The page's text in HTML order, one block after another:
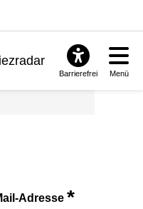
Barrierefrei Menü
Adresse*